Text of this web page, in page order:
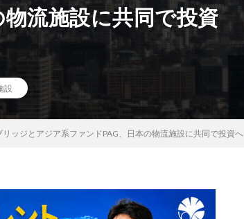
流施設に共同で投資
設
ッジとアジア系ファンドPAG、日本の物流施設に共同で投資へ